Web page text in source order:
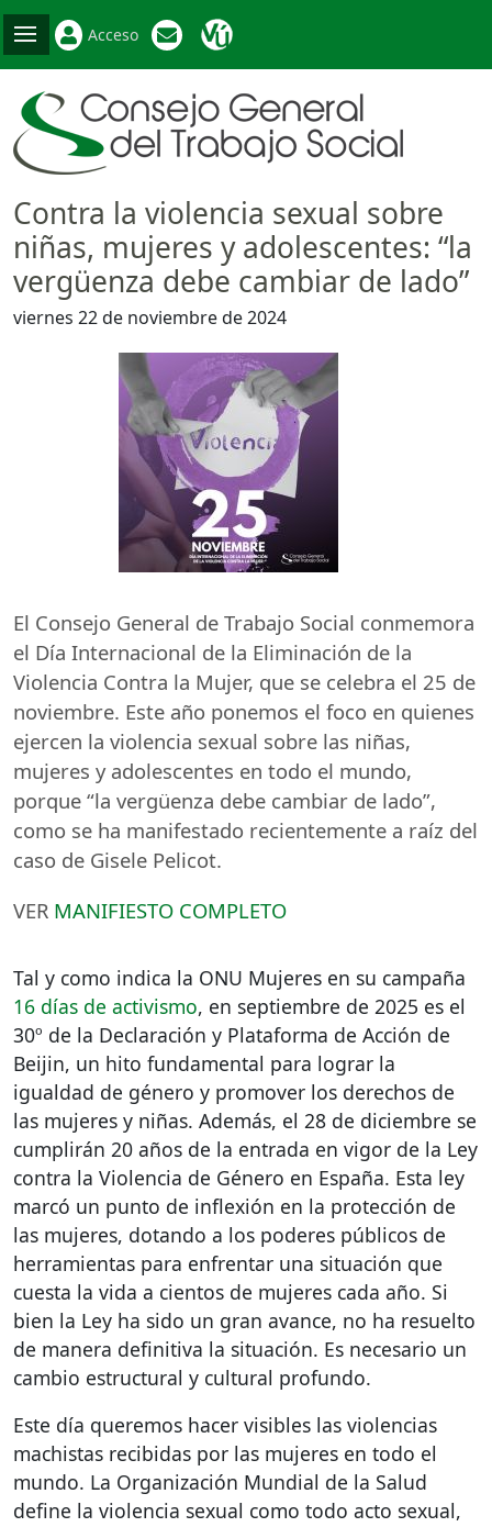
Acceso
Contra la violencia sexual sobre
niñas, mujeres y adolescentes: “la
vergüenza debe cambiar de lado”
viernes 22 de noviembre de 2024
El Consejo General de Trabajo Social conmemora
el Día Internacional de la Eliminación de la
Violencia Contra la Mujer, que se celebra el 25 de
noviembre. Este año ponemos el foco en quienes
ejercen la violencia sexual sobre las niñas,
mujeres y adolescentes en todo el mundo,
porque “la vergüenza debe cambiar de lado”,
como se ha manifestado recientemente a raíz del
caso de Gisele Pelicot.
VER MANIFIESTO COMPLETO
Tal y como indica la ONU Mujeres en su campaña
16 días de activismo, en septiembre de 2025 es el
30º de la Declaración y Plataforma de Acción de
Beijin, un hito fundamental para lograr la
igualdad de género y promover los derechos de
las mujeres y niñas. Además, el 28 de diciembre se
cumplirán 20 años de la entrada en vigor de la Ley
contra la Violencia de Género en España. Esta ley
marcó un punto de inflexión en la protección de
las mujeres, dotando a los poderes públicos de
herramientas para enfrentar una situación que
cuesta la vida a cientos de mujeres cada año. Si
bien la Ley ha sido un gran avance, no ha resuelto
de manera definitiva la situación. Es necesario un
cambio estructural y cultural profundo.
Este día queremos hacer visibles las violencias
machistas recibidas por las mujeres en todo el
mundo. La Organización Mundial de la Salud
define la violencia sexual como todo acto sexual,